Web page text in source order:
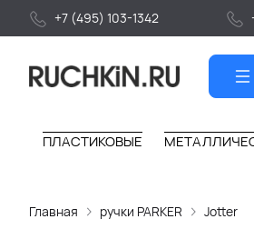
+7 (495) 103-1342
ПЛАСТИКОВЫЕ
Главная ручки PARKER Jotter